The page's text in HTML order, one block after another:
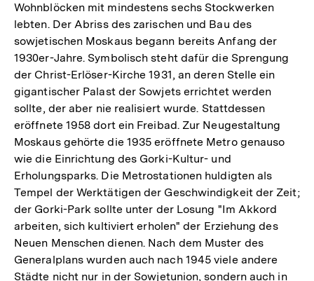
Wohnblöcken mit mindestens sechs Stockwerken
lebten. Der Abriss des zarischen und Bau des
sowjetischen Moskaus begann bereits Anfang der
1930er-Jahre. Symbolisch steht dafür die Sprengung
der Christ-Erlöser-Kirche 1931, an deren Stelle ein
gigantischer Palast der Sowjets errichtet werden
sollte, der aber nie realisiert wurde. Stattdessen
eröffnete 1958 dort ein Freibad. Zur Neugestaltung
Moskaus gehörte die 1935 eröffnete Metro genauso
wie die Einrichtung des Gorki-Kultur- und
Erholungsparks. Die Metrostationen huldigten als
Tempel der Werktätigen der Geschwindigkeit der Zeit;
der Gorki-Park sollte unter der Losung "Im Akkord
arbeiten, sich kultiviert erholen" der Erziehung des
Neuen Menschen dienen. Nach dem Muster des
Generalplans wurden auch nach 1945 viele andere
Städte nicht nur in der Sowjetunion, sondern auch in